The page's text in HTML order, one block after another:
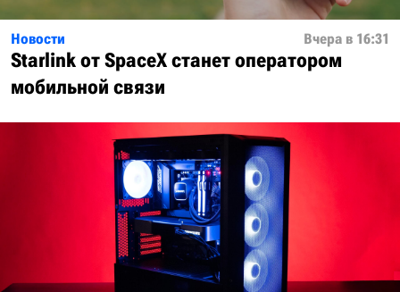
Новости Вчера в 16:31
Starlink от SpaceX станет оператором
мобильной связи